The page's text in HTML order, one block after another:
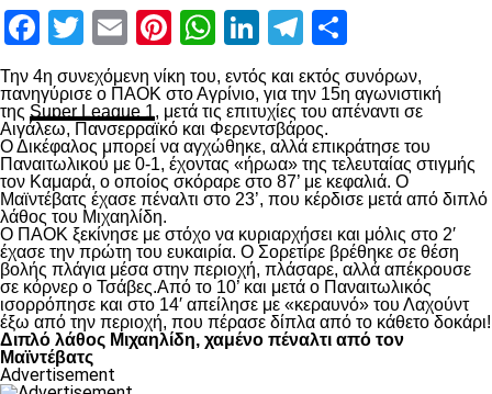
Facebook
Twitter
EmailPinterest
WhatsApp
LinkedIn
Telegram
Την 4η συνεχόμενη νίκη του, εντός και εκτός συνόρων,
πανηγύρισε ο ΠΑΟΚ στο Αγρίνιο, για την 15η αγωνιστική
της Super League 1, μετά τις επιτυχίες του απέναντι σε
Αιγάλεω, Πανσερραϊκό και Φερεντσβάρος.
Ο Δικέφαλος μπορεί να αγχώθηκε, αλλά επικράτησε του
Παναιτωλικού με 0-1, έχοντας «ήρωα» της τελευταίας στιγμής
τον Καμαρά, ο οποίος σκόραρε στο 87’ με κεφαλιά. Ο
Μαϊντέβατς έχασε πέναλτι στο 23’, που κέρδισε μετά από διπλό
λάθος του Μιχαηλίδη.
Ο ΠΑΟΚ ξεκίνησε με στόχο να κυριαρχήσει και μόλις στο 2′
έχασε την πρώτη του ευκαιρία. Ο Σορετίρε βρέθηκε σε θέση
βολής πλάγια μέσα στην περιοχή, πλάσαρε, αλλά απέκρουσε
σε κόρνερ ο Τσάβες.Από το 10’ και μετά ο Παναιτωλικός
ισορρόπησε και στο 14′ απείλησε με «κεραυνό» του Λαχούντ
έξω από την περιοχή, που πέρασε δίπλα από το κάθετο δοκάρι!
Διπλό λάθος Μιχαηλίδη, χαμένο πέναλτι από τον
Μαϊντέβατς
Advertisement